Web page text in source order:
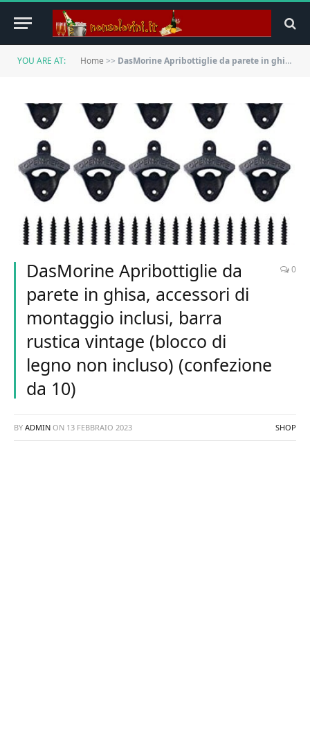
YOU ARE AT: Home >> DasMorine Apribottiglie da parete in ghisa, accessori di montaggio inclusi, barra rustica vintage (blocco di legno non incluso) (confezione da 10)
DasMorine Apribottiglie da
parete in ghisa, accessori di
montaggio inclusi, barra
rustica vintage (blocco di
legno non incluso) (confezione
da 10)
0
BY ADMIN ON 13 FEBBRAIO 2023 SHOP